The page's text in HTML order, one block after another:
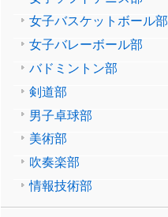
女子バスケットボール部
女子バレーボール部
バドミントン部
剣道部
男子卓球部
美術部
吹奏楽部
情報技術部